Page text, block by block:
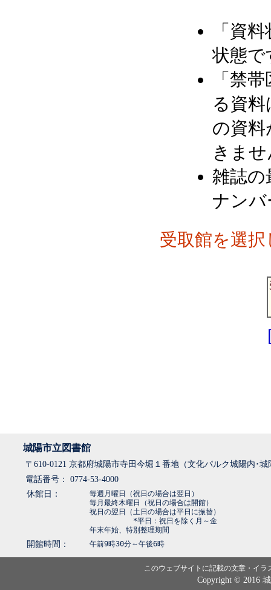
「資
状態で
「禁
る資
の資料
きま
雑誌の
ナン
受取館を選
城陽市立図書館
〒610-0121 京都府城陽市寺田今堀１番地（文化パルク城陽内･
電話番号： 0774-53-4000
休館日：
毎週月曜日（祝日の場合は翌日）
毎月最終木曜日（祝日の場合は開館）
祝日の翌日（土日の場合は平日に振替）
*平日：祝日を除く月～金
年末年始、特別整理期間
開館時間： 午前9時30分～午後6時
このウェブサイトに記載の文章・イ
Copyright © 2016